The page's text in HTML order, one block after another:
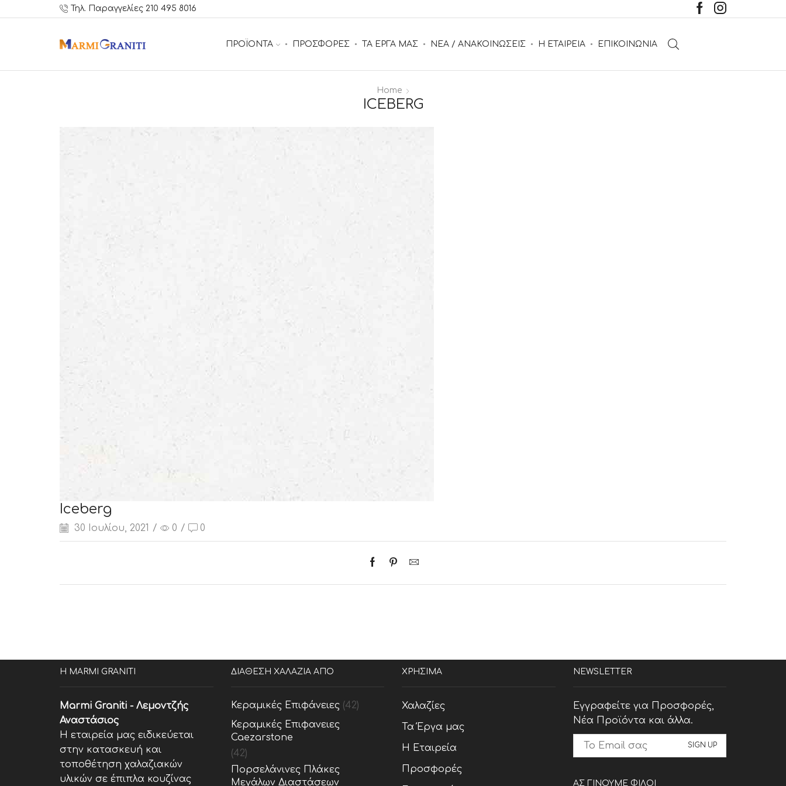
Τηλ. Παραγγελίες 210 495 8016
ΠΡΟΪΟΝΤΑ ΠΡΟΣΦΟΡΕΣ ΤΑ ΕΡΓΑ ΜΑΣ ΝΕΑ / ΑΝΑΚΟΙΝΩΣΕΙΣ Η ΕΤΑΙΡΕΙΑ ΕΠΙΚΟΙΝΩΝΙΑ
Home
ICEBERG
Iceberg
30 Ιουλίου, 2021 / 0 / 0
Η MARMI GRANITI
Marmi Graniti - Λεμοντζής
Αναστάσιος
Η εταιρεία μας ειδικεύεται
στην κατασκευή και
τοποθέτηση χαλαζιακών
υλικών σε έπιπλα κουζίνας
ΔΙΑΘΕΣΗ ΧΑΛΑΖΙΑ ΑΠΟ
Κεραμικές Επιφάνειες (42)
Κεραμικές Επιφανειες
Caezarstone
(42)
Πορσελάνινες Πλάκες
Μεγάλων Διαστάσεων
ΧΡΗΣΙΜΑ
Χαλαζίες
Τα Έργα μας
Η Εταιρεία
Προσφορές
NEWSLETTER
Εγγραφείτε για Προσφορές,
Νέα Προϊόντα και άλλα.
ΑΣ ΓΙΝΟΥΜΕ ΦΙΛΟΙ